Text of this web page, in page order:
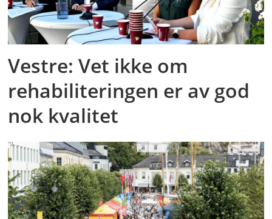
Vestre: Vet ikke om
rehabiliteringen er av god
nok kvalitet